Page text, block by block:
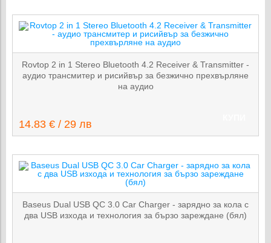
Rovtop 2 in 1 Stereo Bluetooth 4.2 Receiver & Transmitter -
аудио трансмитер и рисийвър за безжично прехвърляне
на аудио
14.83 € / 29 лв
Baseus Dual USB QC 3.0 Car Charger - зарядно за кола с
два USB изхода и технология за бързо зареждане (бял)